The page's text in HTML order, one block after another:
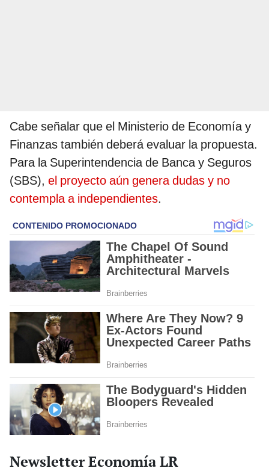
Cabe señalar que el Ministerio de Economía y
Finanzas también deberá evaluar la propuesta.
Para la Superintendencia de Banca y Seguros
(SBS), el proyecto aún genera dudas y no
contempla a independientes.
Newsletter Economía LR